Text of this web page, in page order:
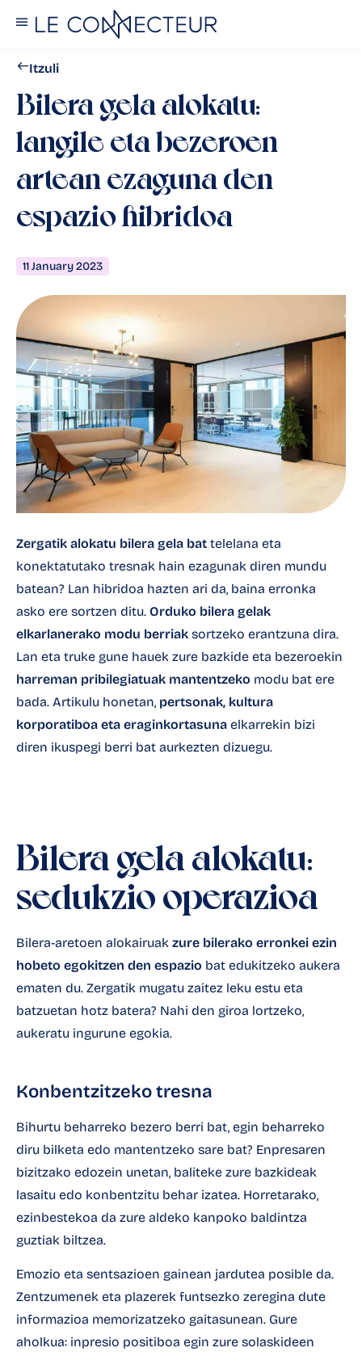
Itzuli
Bilera gela alokatu:
langile eta bezeroen
artean ezaguna den
espazio hibridoa
11 January 2023
Zergatik alokatu bilera gela bat telelana eta
konektatutako tresnak hain ezagunak diren mundu
batean? Lan hibridoa hazten ari da, baina erronka
asko ere sortzen ditu. Orduko bilera gelak
elkarlanerako modu berriak sortzeko erantzuna dira.
Lan eta truke gune hauek zure bazkide eta bezeroekin
harreman pribilegiatuak mantentzeko modu bat ere
bada. Artikulu honetan, pertsonak, kultura
korporatiboa eta eraginkortasuna elkarrekin bizi
diren ikuspegi berri bat aurkezten dizuegu.
Bilera gela alokatu:
sedukzio operazioa
Bilera-aretoen alokairuak zure bilerako erronkei ezin
hobeto egokitzen den espazio bat edukitzeko aukera
ematen du. Zergatik mugatu zaitez leku estu eta
batzuetan hotz batera? Nahi den giroa lortzeko,
aukeratu ingurune egokia.
Konbentzitzeko tresna
Bihurtu beharreko bezero berri bat, egin beharreko
diru bilketa edo mantentzeko sare bat? Enpresaren
bizitzako edozein unetan, baliteke zure bazkideak
lasaitu edo konbentzitu behar izatea. Horretarako,
ezinbestekoa da zure aldeko kanpoko baldintza
guztiak biltzea.
Emozio eta sentsazioen gainean jardutea posible da.
Zentzumenek eta plazerek funtsezko zeregina dute
informazioa memorizatzeko gaitasunean. Gure
aholkua: inpresio positiboa egin zure solaskideen